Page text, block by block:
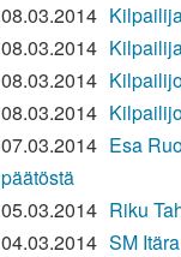
08.03.2014
08.03.2014
08.03.2014
08.03.2014
07.03.2014 Esa
päätöstä
05.03.2014 Riku
04.03.2014 SM